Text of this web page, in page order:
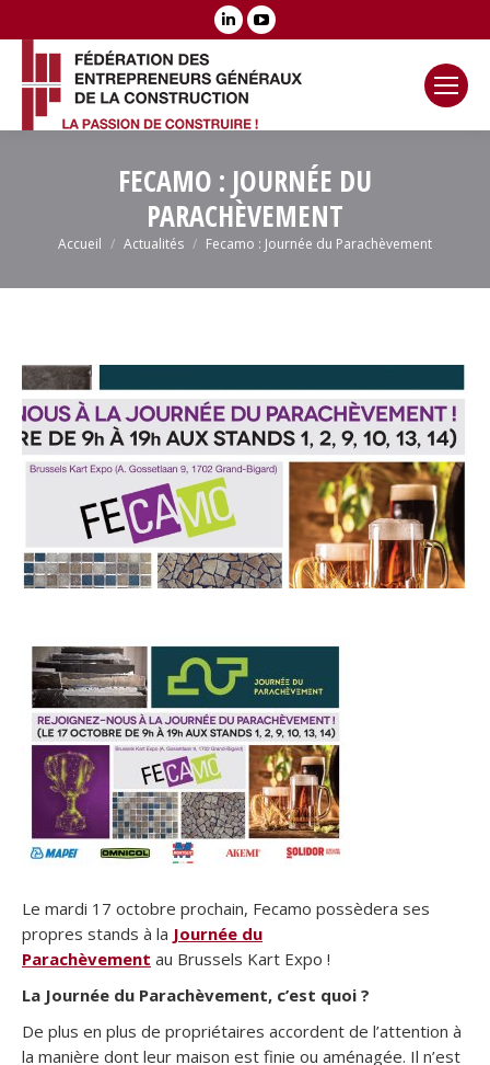
LinkedIn
opens
in
new
YouTube
opens
new
window
FECAMO : JOURNÉE DU
PARACHÈVEMENT
Vous êtes ici :
Accueil Actualités Fecamo : Journée du Parachèvement
Le mardi 17 octobre prochain, Fecamo possèdera ses
propres stands à la Journée du
Parachèvement au Brussels Kart Expo !
La Journée du Parachèvement, c’est quoi ?
De plus en plus de propriétaires accordent de l’attention à
la manière dont leur maison est finie ou aménagée. Il n’est